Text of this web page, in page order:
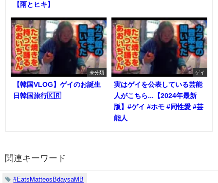
【雨とヒキ】
未分類
【韓国VLOG】ゲイのお誕生
日韓国旅行🇰🇷
ゲイ
実はゲイを公表している芸能
人がこちら...【2024年最新
版】#ゲイ #ホモ #同性愛 #芸
能人
関連キーワード
#EatsMatteosBdaysaMB